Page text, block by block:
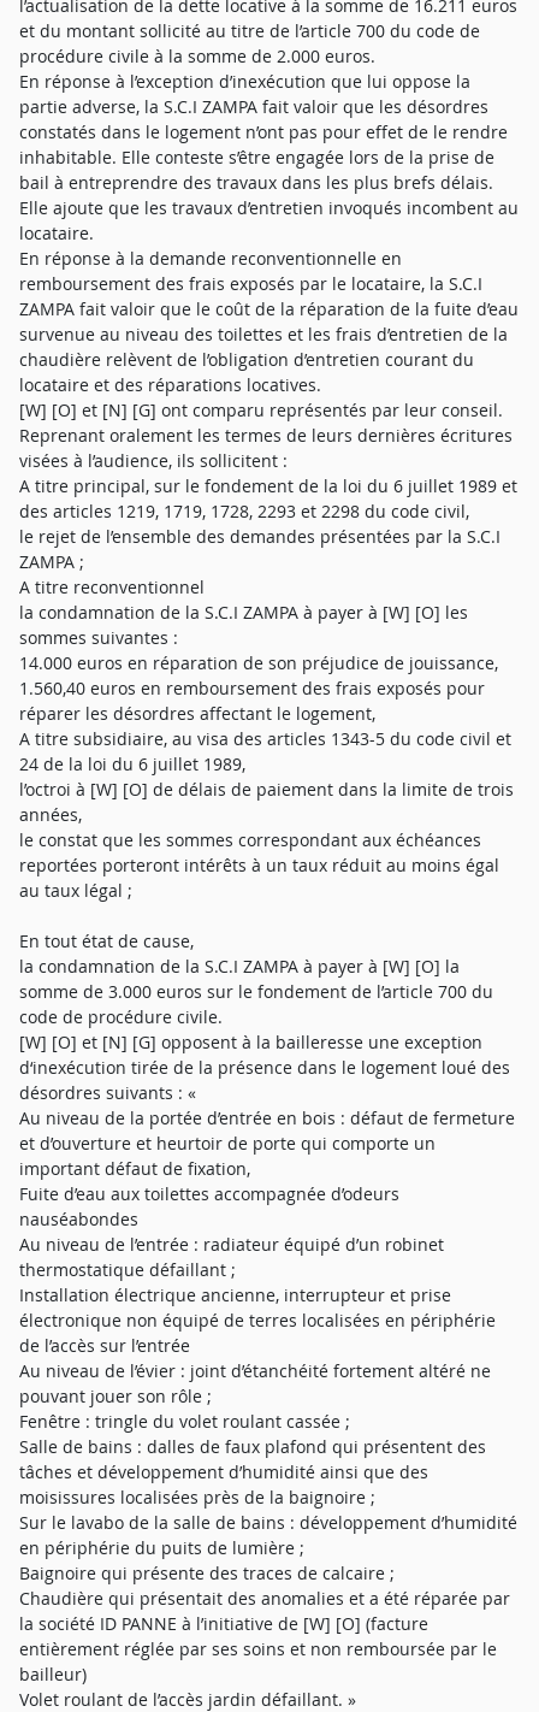
l’actualisation de la dette locative à la somme de 16.211 euros
et du montant sollicité au titre de l’article 700 du code de
procédure civile à la somme de 2.000 euros.
En réponse à l’exception d’inexécution que lui oppose la
partie adverse, la S.C.I ZAMPA fait valoir que les désordres
constatés dans le logement n’ont pas pour effet de le rendre
inhabitable. Elle conteste s’être engagée lors de la prise de
bail à entreprendre des travaux dans les plus brefs délais.
Elle ajoute que les travaux d’entretien invoqués incombent au
locataire.
En réponse à la demande reconventionnelle en
remboursement des frais exposés par le locataire, la S.C.I
ZAMPA fait valoir que le coût de la réparation de la fuite d’eau
survenue au niveau des toilettes et les frais d’entretien de la
chaudière relèvent de l’obligation d’entretien courant du
locataire et des réparations locatives.
[W] [O] et [N] [G] ont comparu représentés par leur conseil.
Reprenant oralement les termes de leurs dernières écritures
visées à l’audience, ils sollicitent :
A titre principal, sur le fondement de la loi du 6 juillet 1989 et
des articles 1219, 1719, 1728, 2293 et 2298 du code civil,
le rejet de l’ensemble des demandes présentées par la S.C.I
ZAMPA ;
A titre reconventionnel
la condamnation de la S.C.I ZAMPA à payer à [W] [O] les
sommes suivantes :
14.000 euros en réparation de son préjudice de jouissance,
1.560,40 euros en remboursement des frais exposés pour
réparer les désordres affectant le logement,
A titre subsidiaire, au visa des articles 1343-5 du code civil et
24 de la loi du 6 juillet 1989,
l’octroi à [W] [O] de délais de paiement dans la limite de trois
années,
le constat que les sommes correspondant aux échéances
reportées porteront intérêts à un taux réduit au moins égal
au taux légal ;
En tout état de cause,
la condamnation de la S.C.I ZAMPA à payer à [W] [O] la
somme de 3.000 euros sur le fondement de l’article 700 du
code de procédure civile.
[W] [O] et [N] [G] opposent à la bailleresse une exception
d‘inexécution tirée de la présence dans le logement loué des
désordres suivants : «
Au niveau de la portée d’entrée en bois : défaut de fermeture
et d’ouverture et heurtoir de porte qui comporte un
important défaut de fixation,
Fuite d’eau aux toilettes accompagnée d’odeurs
nauséabondes
Au niveau de l’entrée : radiateur équipé d’un robinet
thermostatique défaillant ;
Installation électrique ancienne, interrupteur et prise
électronique non équipé de terres localisées en périphérie
de l’accès sur l’entrée
Au niveau de l’évier : joint d’étanchéité fortement altéré ne
pouvant jouer son rôle ;
Fenêtre : tringle du volet roulant cassée ;
Salle de bains : dalles de faux plafond qui présentent des
tâches et développement d’humidité ainsi que des
moisissures localisées près de la baignoire ;
Sur le lavabo de la salle de bains : développement d’humidité
en périphérie du puits de lumière ;
Baignoire qui présente des traces de calcaire ;
Chaudière qui présentait des anomalies et a été réparée par
la société ID PANNE à l’initiative de [W] [O] (facture
entièrement réglée par ses soins et non remboursée par le
bailleur)
Volet roulant de l’accès jardin défaillant. »